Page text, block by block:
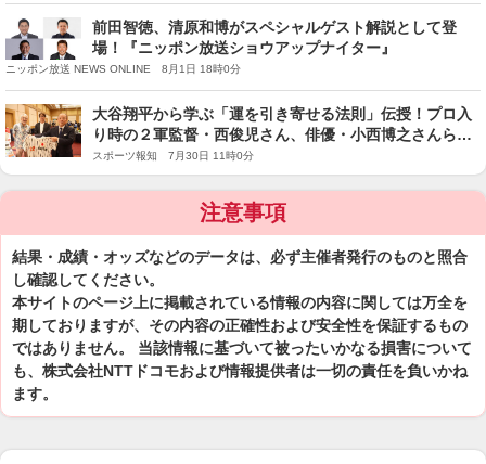
前田智徳、清原和博がスペシャルゲスト解説として登
場！『ニッポン放送ショウアップナイター』
ニッポン放送 NEWS ONLINE 8月1日 18時0分
大谷翔平から学ぶ「運を引き寄せる法則」伝授！プロ入
り時の２軍監督・西俊児さん、俳優・小西博之さんらが
レクチャー〜第一ホテル両国「親子でオリジナルグラブ
作り」
スポーツ報知 7月30日 11時0分
注意事項
結果・成績・オッズなどのデータは、必ず主催者発行のものと照合
し確認してください。
本サイトのページ上に掲載されている情報の内容に関しては万全を
期しておりますが、その内容の正確性および安全性を保証するもの
ではありません。 当該情報に基づいて被ったいかなる損害について
も、株式会社NTTドコモおよび情報提供者は一切の責任を負いかね
ます。